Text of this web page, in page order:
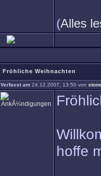
(Alles
Fröhliche Weihnachten
Verfasst am 24.12.2007, 13:50 von
hoffe